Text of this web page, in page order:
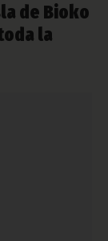
de Bioko
la